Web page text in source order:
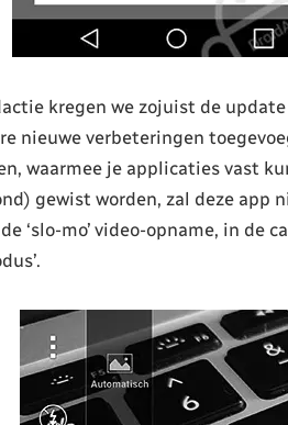
kregen we zojuist de
nieuwe verbeteringen
waarmee je applicaties vast
gewist worden, zal deze app
‘slo-mo’ video-opname, in de